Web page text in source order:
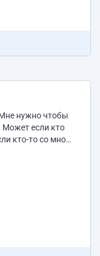
нужно чтобы
если кто
кто-то со мной
рублей.